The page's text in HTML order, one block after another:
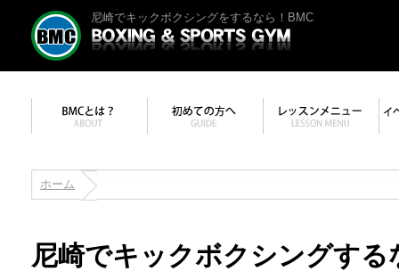
尼崎でキックボクシングをするなら！BMC
ホーム
尼崎でキックボクシングす